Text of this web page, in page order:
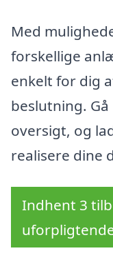
Med
forskellige
enkelt for dig
beslutning.
oversigt, og
realisere dine
Indhent 3